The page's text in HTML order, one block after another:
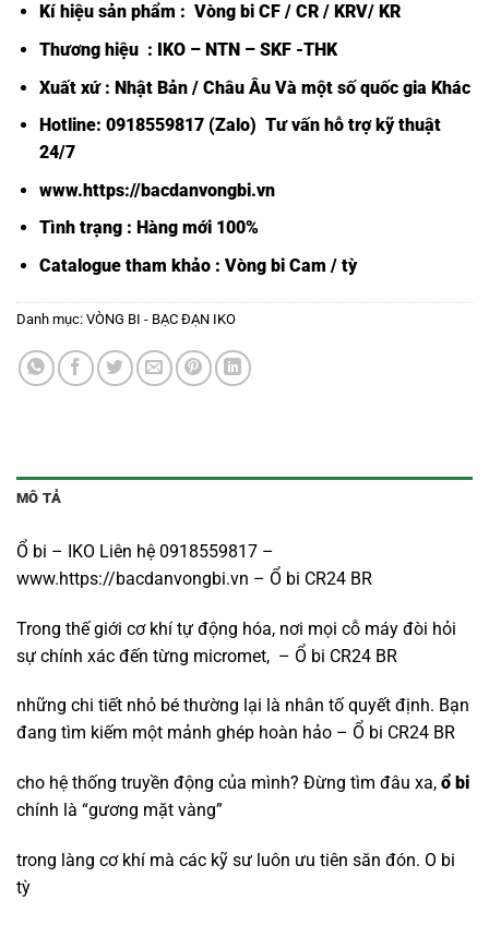
Kí hiệu sản phẩm : Vòng bi CF / CR / KRV/ KR
Thương hiệu : IKO – NTN – SKF -THK
Xuất xứ : Nhật Bản / Châu Âu Và một số quốc gia Khác
Hotline: 0918559817 (Zalo) Tư vấn hỗ trợ kỹ thuật
24/7
www.https://bacdanvongbi.vn
Tình trạng : Hàng mới 100%
Catalogue tham khảo : Vòng bi Cam / tỳ
Danh mục: VÒNG BI - BẠC ĐẠN IKO
MÔ TẢ
Ổ bi – IKO Liên hệ 0918559817 –
www.https://bacdanvongbi.vn – Ổ bi CR24 BR
Trong thế giới cơ khí tự động hóa, nơi mọi cỗ máy đòi hỏi
sự chính xác đến từng micromet, – Ổ bi CR24 BR
những chi tiết nhỏ bé thường lại là nhân tố quyết định. Bạn
đang tìm kiếm một mảnh ghép hoàn hảo – Ổ bi CR24 BR
cho hệ thống truyền động của mình? Đừng tìm đâu xa, ổ bi
chính là “gương mặt vàng”
trong làng cơ khí mà các kỹ sư luôn ưu tiên săn đón. O bi
tỳ